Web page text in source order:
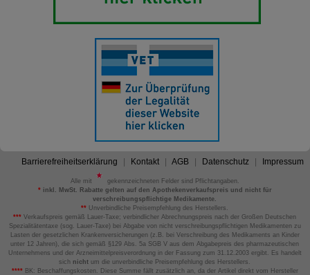
Barrierefreiheitserklärung Kontakt AGB Datenschutz Impressum
Alle mit
gekennzeichneten Felder sind Pflichtangaben.
*inkl. MwSt. Rabatte gelten auf den Apothekenverkaufspreis und nicht für
verschreibungspflichtige Medikamente.
** Unverbindliche Preisempfehlung des Herstellers.
*** Verkaufspreis gemäß Lauer-Taxe; verbindlicher Abrechnungspreis nach der Großen Deutschen
Spezialitätentaxe (sog. Lauer-Taxe) bei Abgabe von nicht verschreibungspflichtigen Medikamenten zu
Lasten der gesetzlichen Krankenversicherungen (z.B. bei Verschreibung des Medikaments an Kinder
unter 12 Jahren), die sich gemäß §129 Abs. 5a SGB V aus dem Abgabepreis des pharmazeutischen
Unternehmens und der Arzneimittelpreisverordnung in der Fassung zum 31.12.2003 ergibt. Es handelt
sich nicht um die unverbindliche Preisempfehlung des Herstellers.
****BK: Beschaffungskosten. Diese Summe fällt zusätzlich an, da der Artikel direkt vom Hersteller